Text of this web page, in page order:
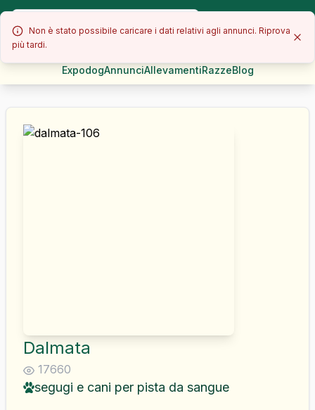
Non è stato possibile caricare i dati relativi agli annunci. Riprova
più tardi.
ExpodogAnnunciAllevamentiRazzeBlog
Dalmata
17660
segugi e cani per pista da sangue